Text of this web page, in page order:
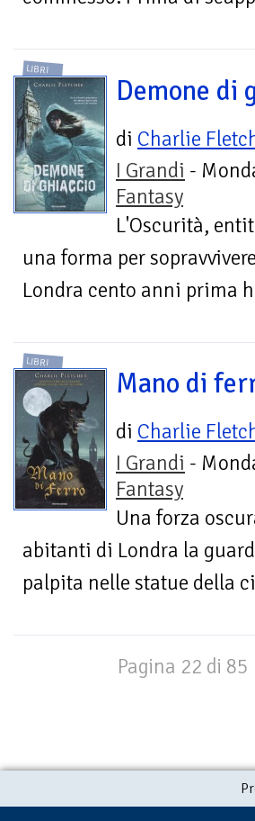
LIBRI
Demone di
di Charlie
I Grandi -
Fantasy
L'Oscurità,
una forma per
Londra cento anni prima
LIBRI
Mano di
di Charlie
I Grandi -
Fantasy
Una forza
abitanti di Londra la
palpita nelle statue della
Pagina 22 di 85